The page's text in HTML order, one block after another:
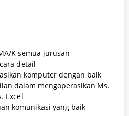
K semua jurusan
detail
komputer dengan baik
dalam mengoperasikan Ms.
Excel
komunikasi yang baik